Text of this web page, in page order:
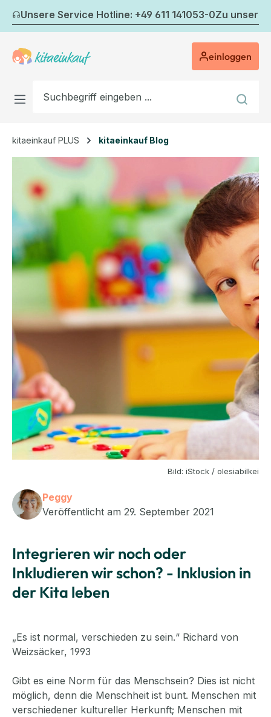
Zum Hauptinhalt springen
Unsere Service Hotline: +49 611 141053-0Zu
einloggen
kitaeinkauf PLUS kitaeinkauf Blog
Bild: iStock / olesiabilkei
Peggy
Veröffentlicht am 29. September 2021
Integrieren wir noch oder
Inkludieren wir schon? - Inklusion in
der Kita leben
„Es ist normal, verschieden zu sein.“ Richard von
Weizsäcker, 1993
Gibt es eine Norm für das Menschsein? Dies ist nicht
möglich, denn die Menschheit ist bunt. Menschen mit
verschiedener kultureller Herkunft; Menschen mit